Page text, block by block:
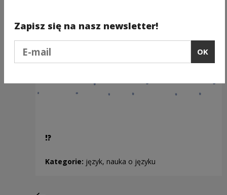
!?
Kategorie: język, nauka o języku
Zapisz się na nasz newsletter!
OK